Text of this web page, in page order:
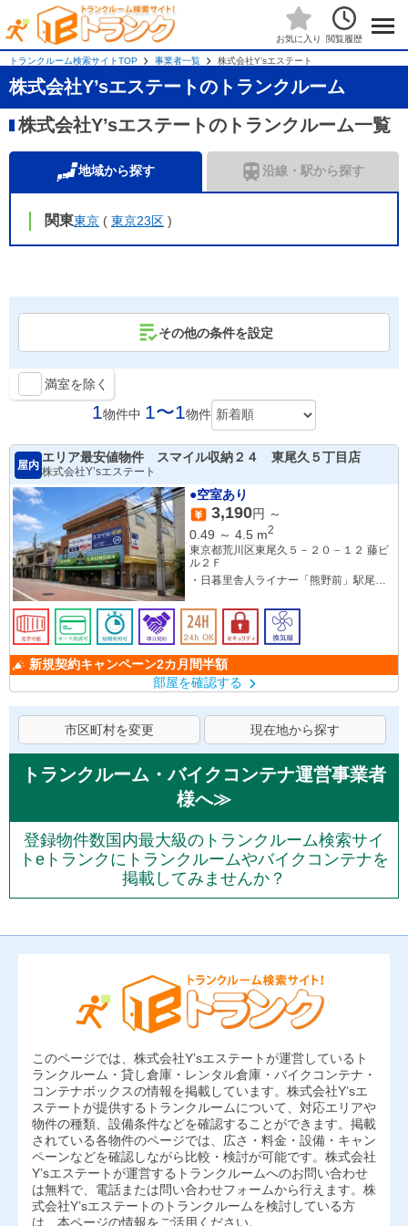
お気に入り 閲覧履歴
トランクルーム検索サイトTOP 事業者一覧 株式会社Y’sエステート
株式会社Y’sエステートのトランクルーム
株式会社Y’sエステートのトランクルーム一覧
地域から探す 沿線・駅から探す
関東東京 ( 東京23区 )
その他の条件を設定
満室を除く
1物件中 1〜1物件
屋内
エリア最安値物件 スマイル収納２４ 東尾久５丁目店
株式会社Y’sエステート
●空室あり
3,190円 ～
0.49 ～ 4.5 m2
東京都荒川区東尾久５－２０－１２ 藤ビ
ル２Ｆ
・日暮里舎人ライナー「熊野前」駅尾久
徒歩８分・都電荒川線（東京さくらトラ
ム）「熊野前」駅徒歩４分
新規契約キャンペーン2カ月間半額
部屋を確認する
市区町村を変更 現在地から探す
トランクルーム・バイクコンテナ運営事業者
様へ≫
登録物件数国内最大級のトランクルーム検索サイ
トeトランクにトランクルームやバイクコンテナを
掲載してみませんか？
このページでは、株式会社Y’sエステートが運営しているト
ランクルーム・貸し倉庫・レンタル倉庫・バイクコンテナ・
コンテナボックスの情報を掲載しています。株式会社Y’sエ
ステートが提供するトランクルームについて、対応エリアや
物件の種類、設備条件などを確認することができます。掲載
されている各物件のページでは、広さ・料金・設備・キャン
ペーンなどを確認しながら比較・検討が可能です。株式会社
Y’sエステートが運営するトランクルームへのお問い合わせ
は無料で、電話または問い合わせフォームから行えます。株
式会社Y’sエステートのトランクルームを検討している方
は、本ページの情報をご活用ください。